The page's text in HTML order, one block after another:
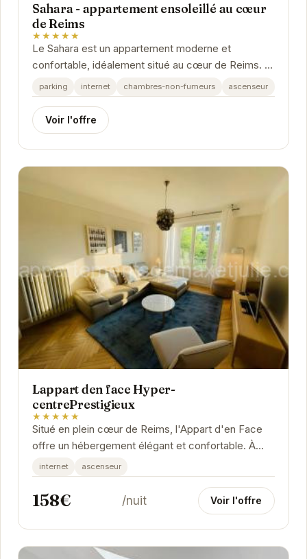
Sahara - appartement ensoleillé au cœur
de Reims
★★★★★
Le Sahara est un appartement moderne et
confortable, idéalement situé au cœur de Reims. Il
offre un espace de vie lumineux et convivial,
parfait...
parking internet chambres-non-fumeurs ascenseur
Voir l'offre
Lappart den face Hyper-
centrePrestigieux
★★★★★
Situé en plein cœur de Reims, l'Appart d'en Face
offre un hébergement élégant et confortable. À
proximité des commerces, restaurants et sites...
internet ascenseur
158€ /nuit Voir l'offre